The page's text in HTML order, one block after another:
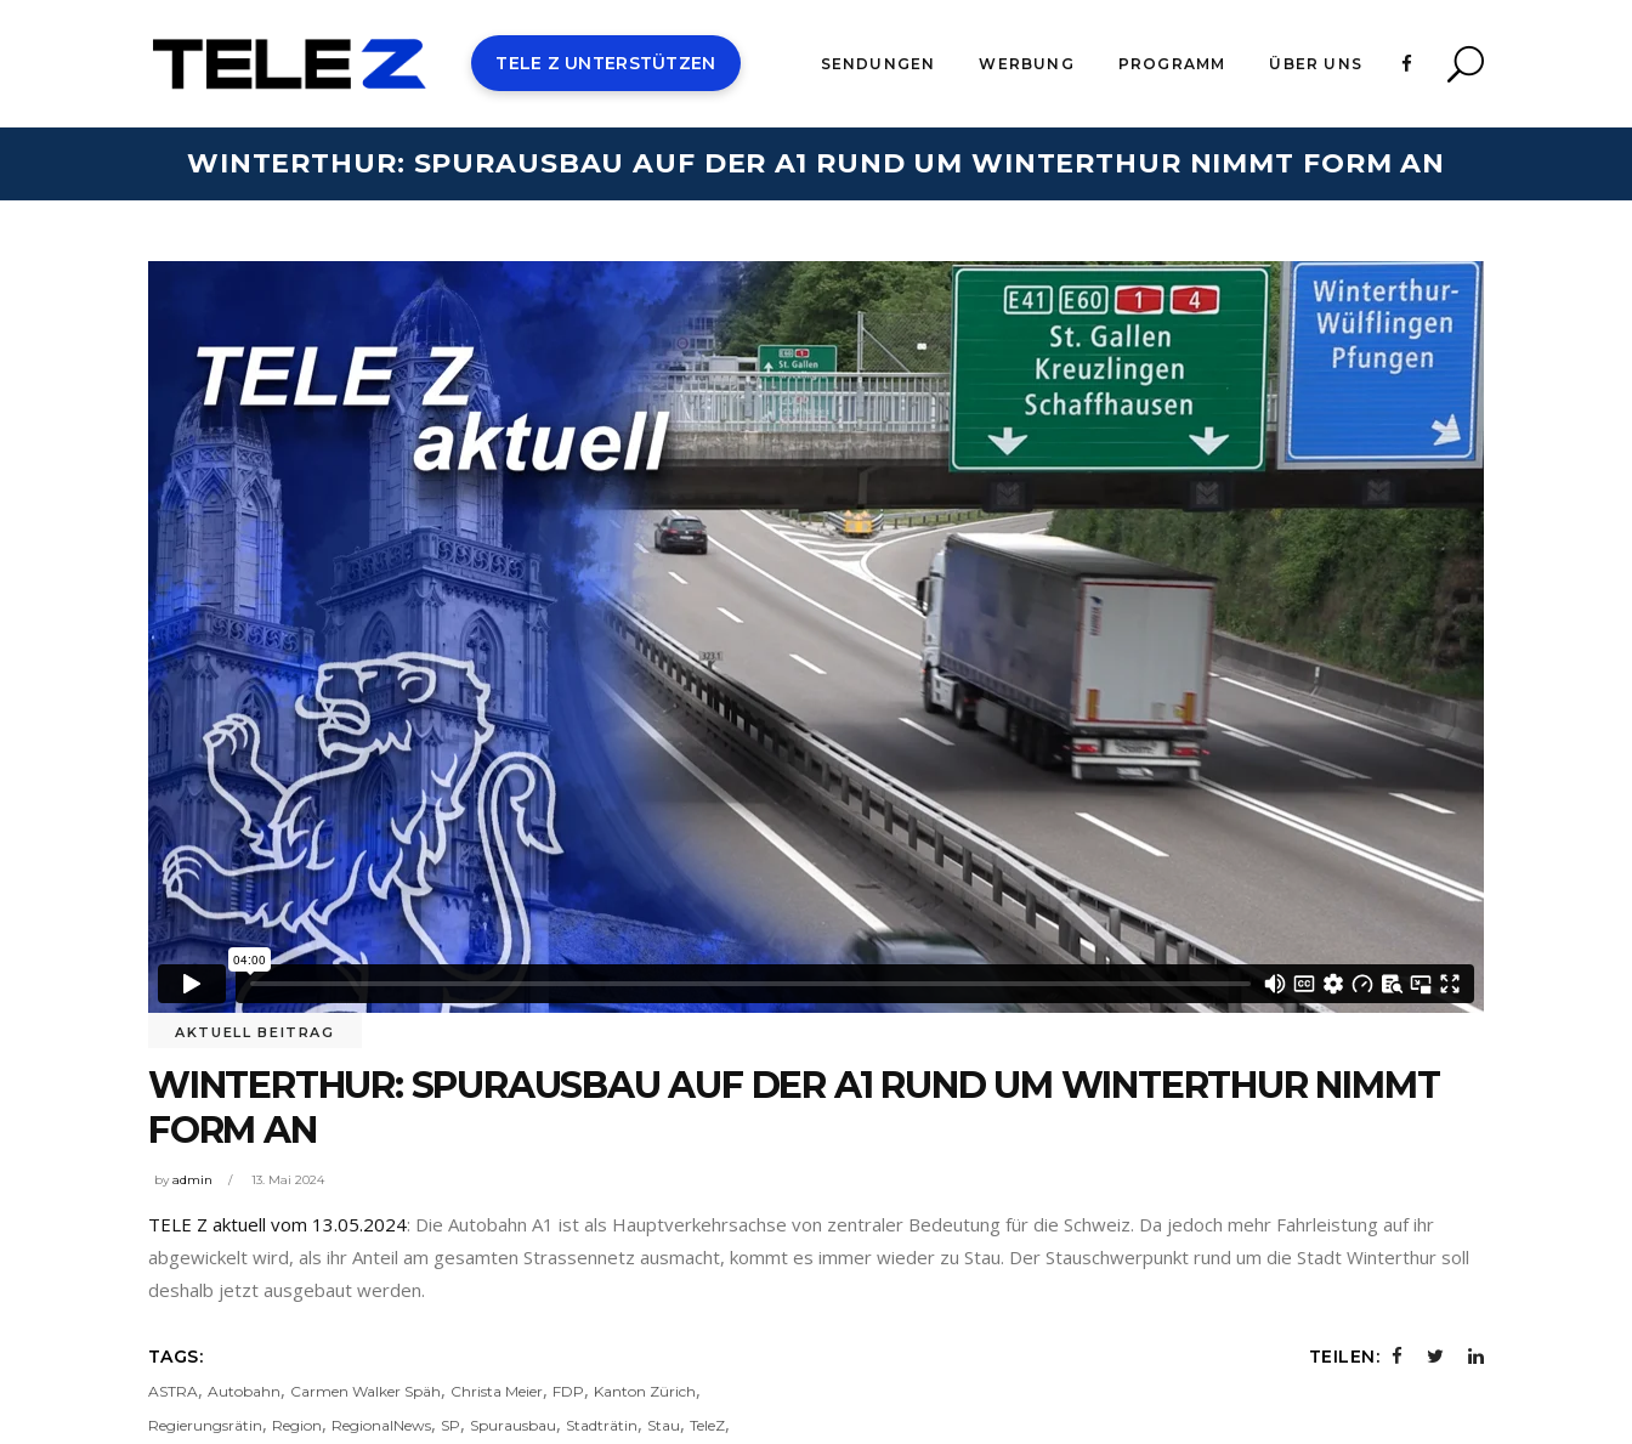
TELE Z UNTERSTÜTZEN SENDUNGEN WERBUNG PROGRAMM ÜBER UNS
WINTERTHUR: SPURAUSBAU AUF DER A1 RUND UM WINTERTHUR NIMMT FORM AN
AKTUELL BEITRAG
WINTERTHUR: SPURAUSBAU AUF DER A1 RUND UM WINTERTHUR NIMMT
FORM AN
byadmin 13. Mai 2024
TELE Z aktuell vom 13.05.2024: Die Autobahn A1 ist als Hauptverkehrsachse von zentraler Bedeutung für die Schweiz. Da jedoch mehr Fahrleistung auf ihr
abgewickelt wird, als ihr Anteil am gesamten Strassennetz ausmacht, kommt es immer wieder zu Stau. Der Stauschwerpunkt rund um die Stadt Winterthur soll
deshalb jetzt ausgebaut werden.
TAGS:
ASTRA, Autobahn, Carmen Walker Späh, Christa Meier, FDP, Kanton Zürich,
Regierungsrätin, Region, RegionalNews, SP, Spurausbau, Stadträtin, Stau, TeleZ,
TEILEN: